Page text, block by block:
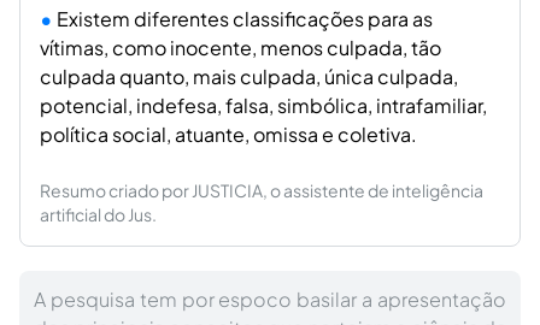
Existem diferentes classificações para as
vítimas, como inocente, menos culpada, tão
culpada quanto, mais culpada, única culpada,
potencial, indefesa, falsa, simbólica, intrafamiliar,
política social, atuante, omissa e coletiva.
Resumo criado por JUSTICIA, o assistente de inteligência
artificial do Jus.
A pesquisa tem por espoco basilar a apresentação